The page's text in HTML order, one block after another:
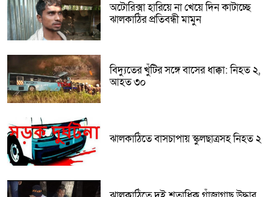
অটোরিক্সা হারিয়ে না খেয়ে দিন কাটাচ্ছে
ঝালকাঠির প্রতিবন্ধী মামুন
বিদ্যুতের খুঁটির সঙ্গে বাসের ধাক্কা: নিহত ২,
আহত ৩০
ঝালকাঠিতে বাসচাপায় স্কুলছাত্রসহ নিহত ২